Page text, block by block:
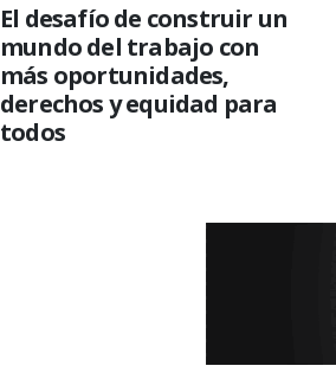
El desafío de construir un
mundo del trabajo con
más oportunidades,
derechos y equidad para
todos